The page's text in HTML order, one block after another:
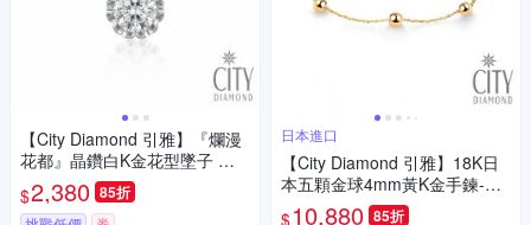
【City Diamond 引雅】『爛漫
花都』晶鑽白K金花型墜子 項
鍊(浮光流影系列)
$2,380 85折
日本進口
【City Diamond 引雅】18K日
本五顆金球4mm黃K金手鍊-附
日本證書(東京Yuki系列)
$10,880 85折